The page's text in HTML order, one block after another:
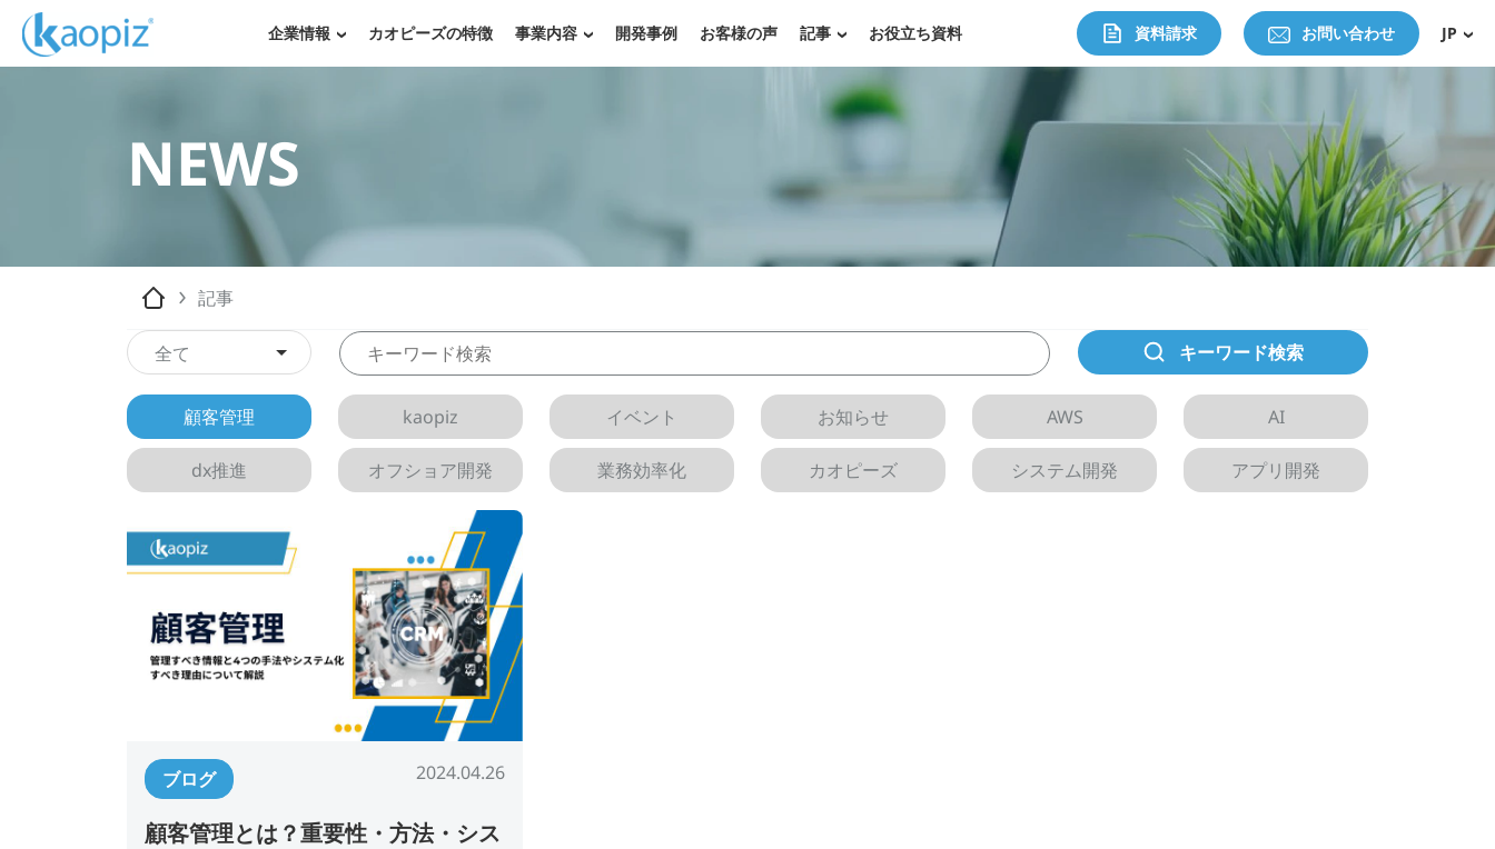
企業情報 カオピーズの特徴 事業内容 開発事例 お客様の声 記事 お役立ち資料 JP
資料請求 お問い合わせ
NEWS
記事
全て キーワード検索
顧客管理 kaopiz イベント お知らせ AWS AI
dx推進 オフショア開発 業務効率化 カオピーズ システム開発 アプリ開発
ブログ 2024.04.26
顧客管理とは？重要性・方法・シス